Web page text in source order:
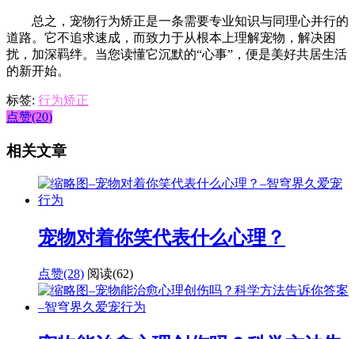
总之，宠物行为矫正是一条需要专业知识与同理心并行的
道路。它不追求速成，而致力于从根本上理解宠物，解决困
扰，加深羁绊。当您读懂它沉默的“心事”，便是美好共居生活
的新开始。
标签: 行为矫正
点赞(20)
相关文章
宠物对着你笑代表什么心理？
点赞(28) 阅读(62)